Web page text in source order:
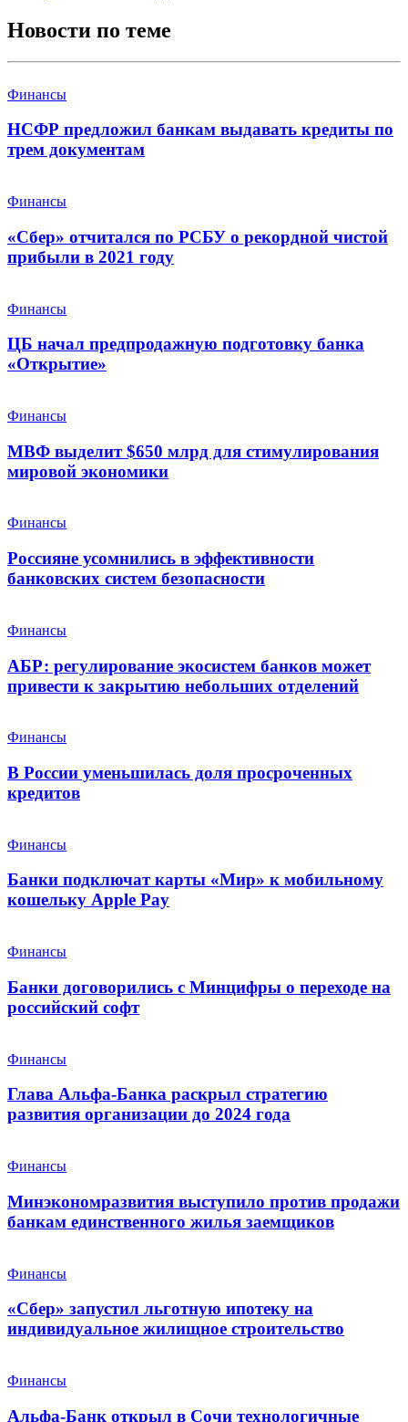
Новости по теме
Финансы
НСФР предложил банкам выдавать кредиты по
трем документам
Финансы
«Сбер» отчитался по РСБУ о рекордной чистой
прибыли в 2021 году
Финансы
ЦБ начал предпродажную подготовку банка
«Открытие»
Финансы
МВФ выделит $650 млрд для стимулирования
мировой экономики
Финансы
Россияне усомнились в эффективности
банковских систем безопасности
Финансы
АБР: регулирование экосистем банков может
привести к закрытию небольших отделений
Финансы
В России уменьшилась доля просроченных
кредитов
Финансы
Банки подключат карты «Мир» к мобильному
кошельку Apple Pay
Финансы
Банки договорились с Минцифры о переходе на
российский софт
Финансы
Глава Альфа-Банка раскрыл стратегию
развития организации до 2024 года
Финансы
Минэкономразвития выступило против продажи
банкам единственного жилья заемщиков
Финансы
«Сбер» запустил льготную ипотеку на
индивидуальное жилищное строительство
Финансы
Альфа-Банк открыл в Сочи технологичные